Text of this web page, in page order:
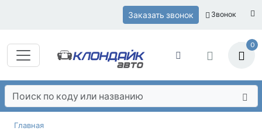
Заказать звонок Звонок
0
Главная